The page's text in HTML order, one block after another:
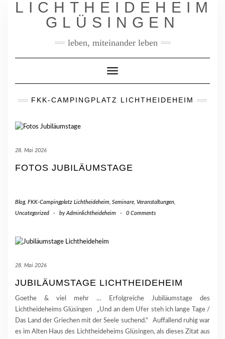
LICHTHEIDEHEIM
GLÜSINGEN
leben, miteinander leben
Toggle
FKK-CAMPINGPLATZ LICHTHEIDEHEIM
28. Mai 2026
FOTOS JUBILÄUMSTAGE
Blog, FKK-Campingplatz Lichtheideheim Seminare, Veranstaltungen
Uncategorized
- byAdminlichtheideheim - 0 Comments
28. Mai 2026
JUBILÄUMSTAGE LICHTHEIDEHEIM
Goethe & viel mehr … Erfolgreiche Jubiläumstage des
Lichtheideheims Glüsingen „Und an dem Ufer steh ich lange Tage /
Das Land der Griechen mit der Seele suchend.“ Auffallend ruhig war
es im Alten Haus des Lichtheideheims Glüsingen, als dieses Zitat aus